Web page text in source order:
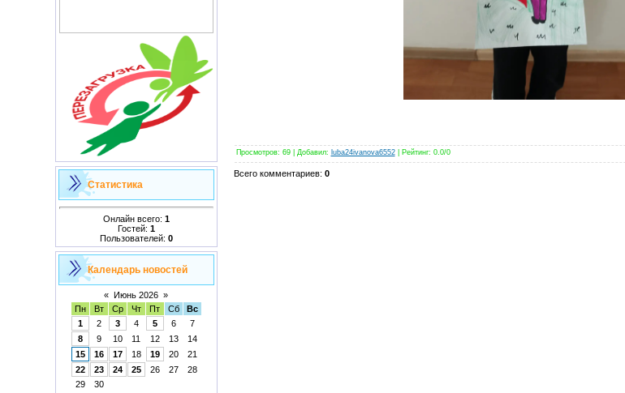
Статистика
Онлайн всего: 1
Гостей: 1
Пользователей: 0
Календарь новостей
« Июнь 2026 »
Пн
Вт Ср Чт Пт Сб
Вс
1
2 3 4 5 6
7
8
9 10 11 12 13
14
15
16 17 18 19 20
21
22
23 24 25 26 27
28
29
30
Просмотров: 69| Добавил: luba24ivanova6552 Рейтинг: 0.0/0
Всего комментариев: 0